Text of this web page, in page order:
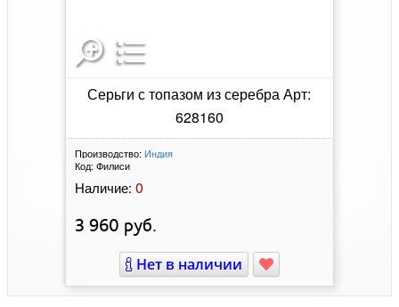
Серьги с топазом из серебра Арт:
628160
Производство: Индия
Код: Филиси
Наличие: 0
3 960 руб.
Нет в наличии